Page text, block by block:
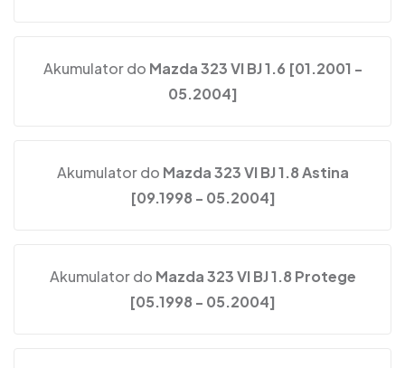
Akumulator do Mazda 323 VI BJ 1.6 [01.2001 -
05.2004]
Akumulator do Mazda 323 VI BJ 1.8 Astina
[09.1998 - 05.2004]
Akumulator do Mazda 323 VI BJ 1.8 Protege
[05.1998 - 05.2004]